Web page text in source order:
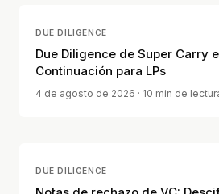
DUE DILIGENCE
Due Diligence de Super Carry
Continuación para LPs
4 de agosto de 2026 · 10 min de
DUE DILIGENCE